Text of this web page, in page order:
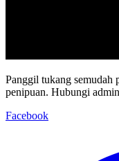
Panggil tukang
penipuan. Hubungi
Facebook